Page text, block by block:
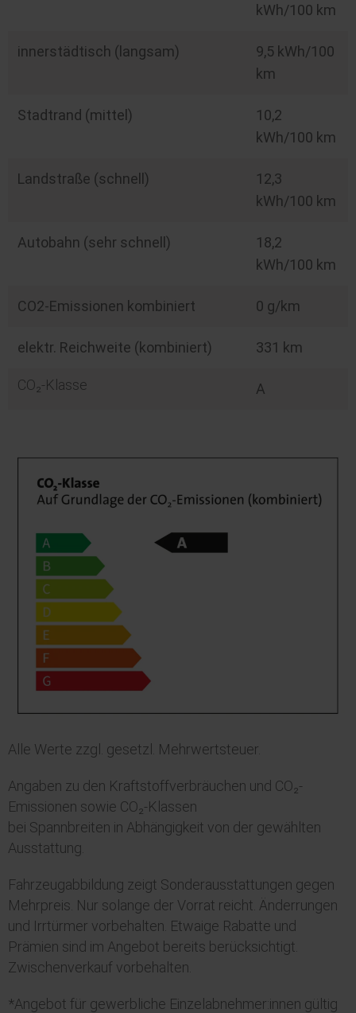
kWh/100 km
innerstädtisch (langsam)
9,5 kWh/100
km
Stadtrand (mittel)
10,2
kWh/100 km
Landstraße (schnell)
12,3
kWh/100 km
Autobahn (sehr schnell)
18,2
kWh/100 km
CO2-Emissionen kombiniert 0 g/km
elektr. Reichweite (kombiniert) 331 km
CO₂-Klasse A
Alle Werte zzgl. gesetzl. Mehrwertsteuer.
Angaben zu den Kraftstoffverbräuchen und CO₂-
Emissionen sowie CO₂-Klassen
bei Spannbreiten in Abhängigkeit von der gewählten
Ausstattung.
Fahrzeugabbildung zeigt Sonderausstattungen gegen
Mehrpreis. Nur solange der Vorrat reicht. Änderrungen
und Irrtürmer vorbehalten. Etwaige Rabatte und
Prämien sind im Angebot bereits berücksichtigt.
Zwischenverkauf vorbehalten.
*Angebot für gewerbliche Einzelabnehmer:innen gültig